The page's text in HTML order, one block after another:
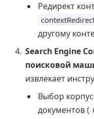
Редирект
другому
Search Engine
поисковой
извлекает
Выбор
документов (